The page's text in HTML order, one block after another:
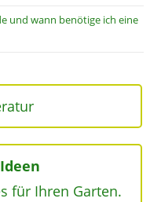
und wann benötige ich eine
für Ihren Garten.